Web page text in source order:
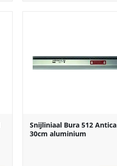
Snijliniaal Bura 512 Antica
30cm aluminium